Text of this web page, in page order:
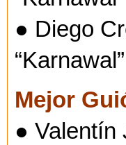
● Diego
“Karnawal”
Mejor
● Valentín